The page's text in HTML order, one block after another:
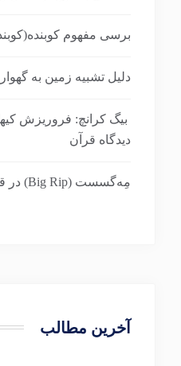
برسی مفهوم
دلیل تشبیه زمین به
بیگ کرانچ: فروریزش
دیدگاه قرآن
مِه‌گسست (Big Rip) در قرآن کریم
آخرین مطالب